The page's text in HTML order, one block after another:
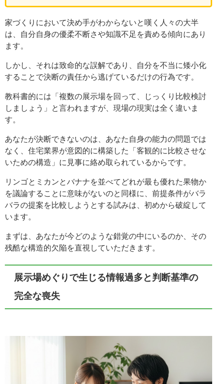
家づくりにおいて決め手がわからないと嘆く人々の大半
は、自分自身の優柔不断さや知識不足を責める傾向にあり
ます。
しかし、それは致命的な誤解であり、自分を不当に矮小化
することで決断の責任から逃げているだけの行為です。
教科書的には「複数の展示場を回って、じっくり比較検討
しましょう」と言われますが、現場の現実は全く違いま
す。
あなたが決断できないのは、あなた自身の能力の問題では
なく、住宅業界が意図的に構築した「客観的に比較させな
いための構造」に見事に絡め取られているからです。
リンゴとミカンとバナナを並べてどれが最も優れた果物か
を議論することに意味がないのと同様に、前提条件がバラ
バラの提案を比較しようとする試みは、初めから破綻して
います。
まずは、あなたが今どのような錯覚の中にいるのか、その
残酷な構造的欠陥を直視していただきます。
展示場めぐりで生じる情報過多と判断基準の
完全な喪失